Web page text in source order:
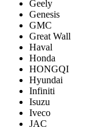
Geely
Genesis
GMC
Great Wall
Haval
Honda
HONGQI
Hyundai
Infiniti
Isuzu
Iveco
JAC